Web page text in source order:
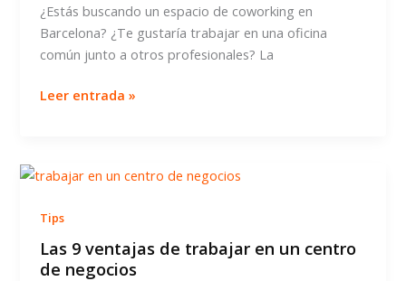
¿Estás buscando un espacio de coworking en
Barcelona? ¿Te gustaría trabajar en una oficina
común junto a otros profesionales? La
Cómo
de
en
Barcelona
Leer entrada »
Tips
Las 9 ventajas de trabajar en un centro
de negocios